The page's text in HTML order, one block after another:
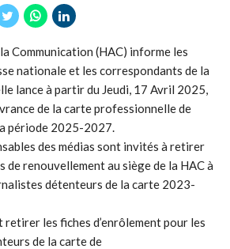
Communication (HAC) informe les
nationale et les correspondants de la
lance à partir du Jeudi, 17 Avril 2025,
de la carte professionnelle de
période 2025-2027.
des médias sont invités à retirer
de renouvellement au siège de la HAC à
détenteurs de la carte 2023-
les fiches d’enrôlement pour les
de la carte de